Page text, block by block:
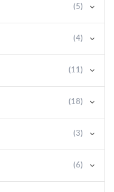
(5)
(4)
(11)
(18)
(3)
(6)